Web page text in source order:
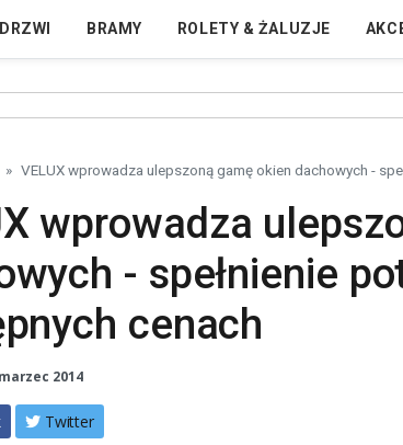
DRZWI BRAMY ROLETY & ŻALUZJE
VELUX wprowadza ulepszoną gamę okien dachowych -
wprowadza
- spełnienie
cenach
2014
Twitter